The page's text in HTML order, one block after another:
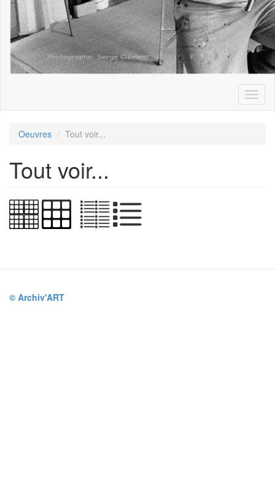
Oeuvres Tout voir...
Tout voir...
© Archiv'ART